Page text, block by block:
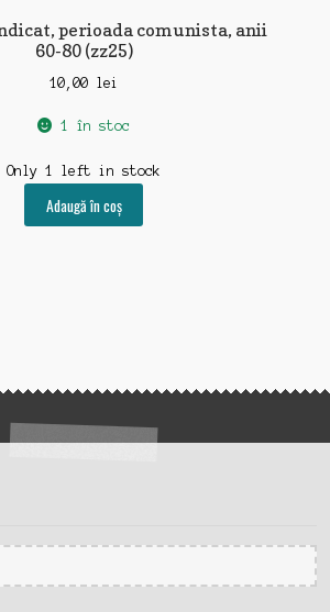
perioada comunista, anii
60-80 (zz25)
10,00 lei
1 în stoc
Only 1 left in stock
Adaugă în coș